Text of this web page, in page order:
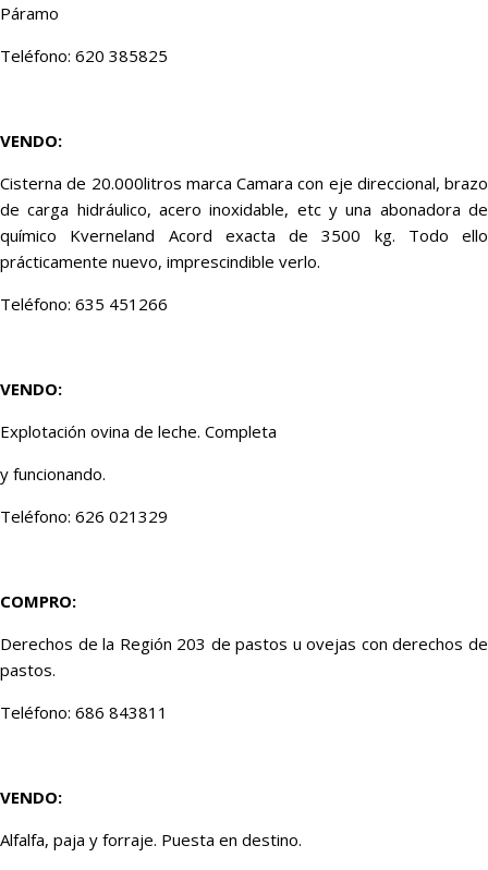
Páramo
Teléfono: 620 385825
VENDO:
Cisterna de 20.000litros marca Camara con eje direccional, brazo
de carga hidráulico, acero inoxidable, etc y una abonadora de
químico Kverneland Acord exacta de 3500 kg. Todo ello
prácticamente nuevo, imprescindible verlo.
Teléfono: 635 451266
VENDO:
Explotación ovina de leche. Completa
y funcionando.
Teléfono: 626 021329
COMPRO:
Derechos de la Región 203 de pastos u ovejas con derechos de
pastos.
Teléfono: 686 843811
VENDO:
Alfalfa, paja y forraje. Puesta en destino.